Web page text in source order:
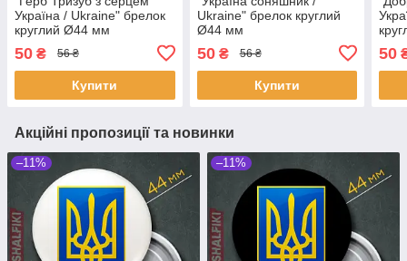
Україна / Ukraine" брелок
круглий Ø44 мм
50 ₴ 56 ₴
Купити
Ukraine" брелок круглий
Ø44 мм
50₴ 56 ₴
Купити
50
Акційні пропозиції та новинки
–11% –11%